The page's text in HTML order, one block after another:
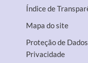
Índice de
Mapa do site
Proteção de
Privacidade